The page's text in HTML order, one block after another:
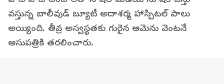
వస్తున్న బాలీవుడ్ బ్యూటీ అదాశర్మ హాస్పిటల్ పాలు
అయ్యింది. తీవ్ర అస్వస్థతకు గురైన ఆమెను వెంటనే
ఆసుపత్రికి తరలించారు.